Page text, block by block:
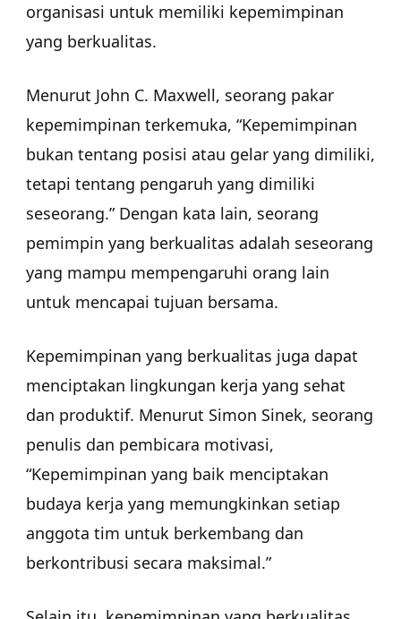
organisasi untuk memiliki kepemimpinan
yang berkualitas.
Menurut John C. Maxwell, seorang pakar
kepemimpinan terkemuka, “Kepemimpinan
bukan tentang posisi atau gelar yang dimiliki,
tetapi tentang pengaruh yang dimiliki
seseorang.” Dengan kata lain, seorang
pemimpin yang berkualitas adalah seseorang
yang mampu mempengaruhi orang lain
untuk mencapai tujuan bersama.
Kepemimpinan yang berkualitas juga dapat
menciptakan lingkungan kerja yang sehat
dan produktif. Menurut Simon Sinek, seorang
penulis dan pembicara motivasi,
“Kepemimpinan yang baik menciptakan
budaya kerja yang memungkinkan setiap
anggota tim untuk berkembang dan
berkontribusi secara maksimal.”